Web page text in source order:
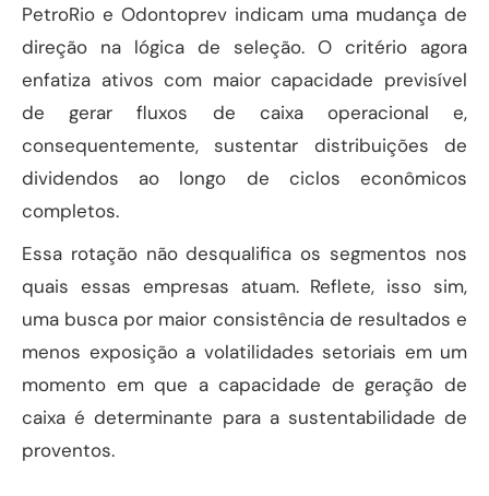
PetroRio e Odontoprev indicam uma mudança de
direção na lógica de seleção. O critério agora
enfatiza ativos com maior capacidade previsível
de gerar fluxos de caixa operacional e,
consequentemente, sustentar distribuições de
dividendos ao longo de ciclos econômicos
completos.
Essa rotação não desqualifica os segmentos nos
quais essas empresas atuam. Reflete, isso sim,
uma busca por maior consistência de resultados e
menos exposição a volatilidades setoriais em um
momento em que a capacidade de geração de
caixa é determinante para a sustentabilidade de
proventos.